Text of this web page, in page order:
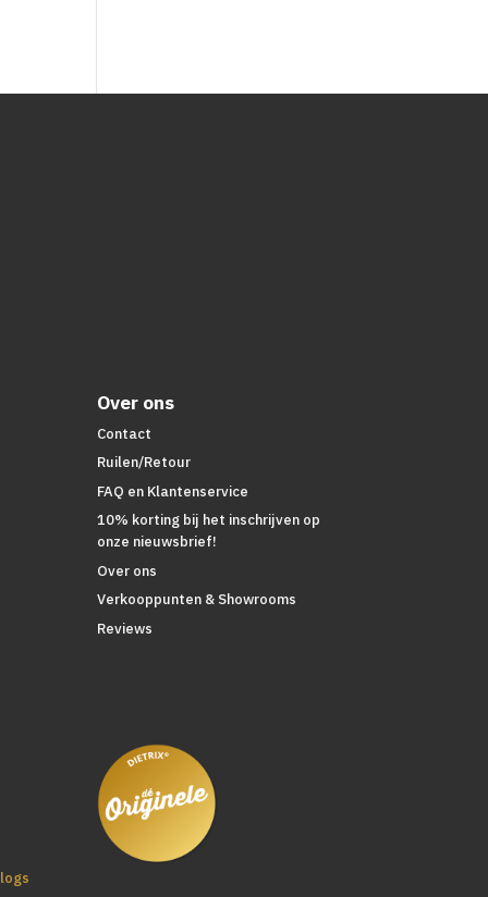
Over ons
Contact
Ruilen/Retour
FAQ en Klantenservice
10% korting bij het inschrijven op
onze nieuwsbrief!
Over ons
Verkooppunten & Showrooms
Reviews